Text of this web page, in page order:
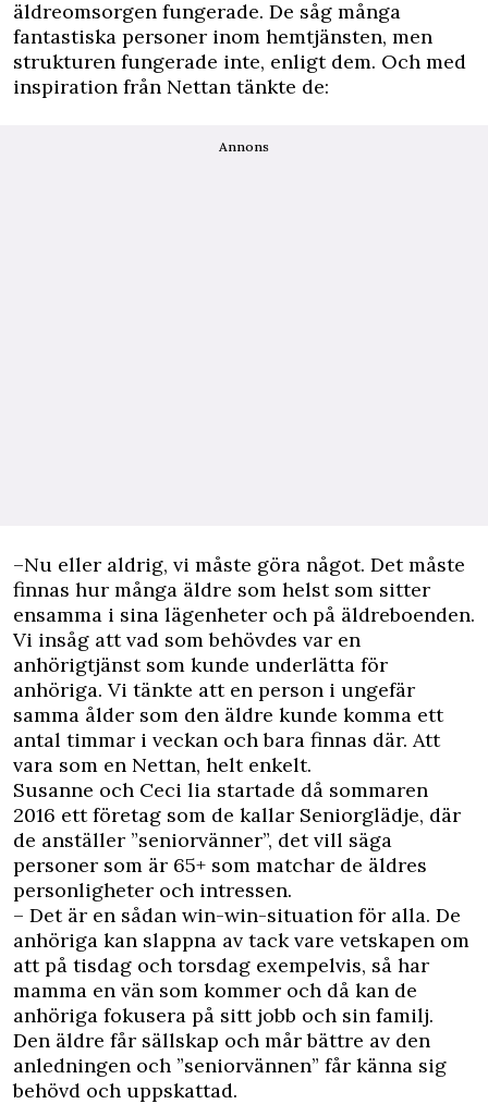
äldreomsorgen fungerade. De såg många
fantastiska personer inom hemtjänsten, men
strukturen fungerade inte, enligt dem. Och med
inspiration från Nettan tänkte de:
Annons
–Nu eller aldrig, vi måste göra något. Det måste
finnas hur många äldre som helst som sitter
ensamma i sina lägenheter och på äldreboenden.
Vi insåg att vad som behövdes var en
anhörigtjänst som kunde underlätta för
anhöriga. Vi tänkte att en person i ungefär
samma ålder som den äldre kunde komma ett
antal timmar i veckan och bara finnas där. Att
vara som en Nettan, helt enkelt.
Susanne och Ceci lia startade då sommaren
2016 ett företag som de kallar Seniorglädje, där
de anställer ”seniorvänner”, det vill säga
personer som är 65+ som matchar de äldres
personligheter och intressen.
– Det är en sådan win-win-situation för alla. De
anhöriga kan slappna av tack vare vetskapen om
att på tisdag och torsdag exempelvis, så har
mamma en vän som kommer och då kan de
anhöriga fokusera på sitt jobb och sin familj.
Den äldre får sällskap och mår bättre av den
anledningen och ”seniorvännen” får känna sig
behövd och uppskattad.